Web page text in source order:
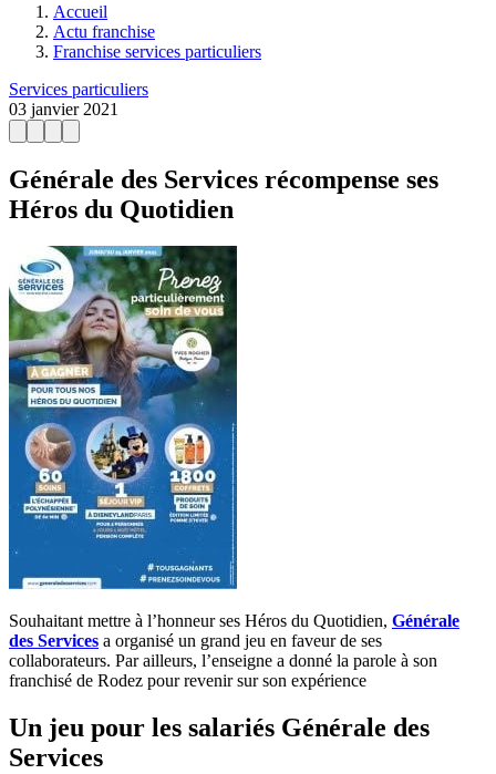
Accueil
Actu franchise
Franchise services particuliers
Services particuliers
03 janvier 2021
Générale des Services récompense ses
Héros du Quotidien
Souhaitant mettre à l’honneur ses Héros du Quotidien, Générale
des Services a organisé un grand jeu en faveur de ses
collaborateurs. Par ailleurs, l’enseigne a donné la parole à son
franchisé de Rodez pour revenir sur son expérience
Un jeu pour les salariés Générale des
Services